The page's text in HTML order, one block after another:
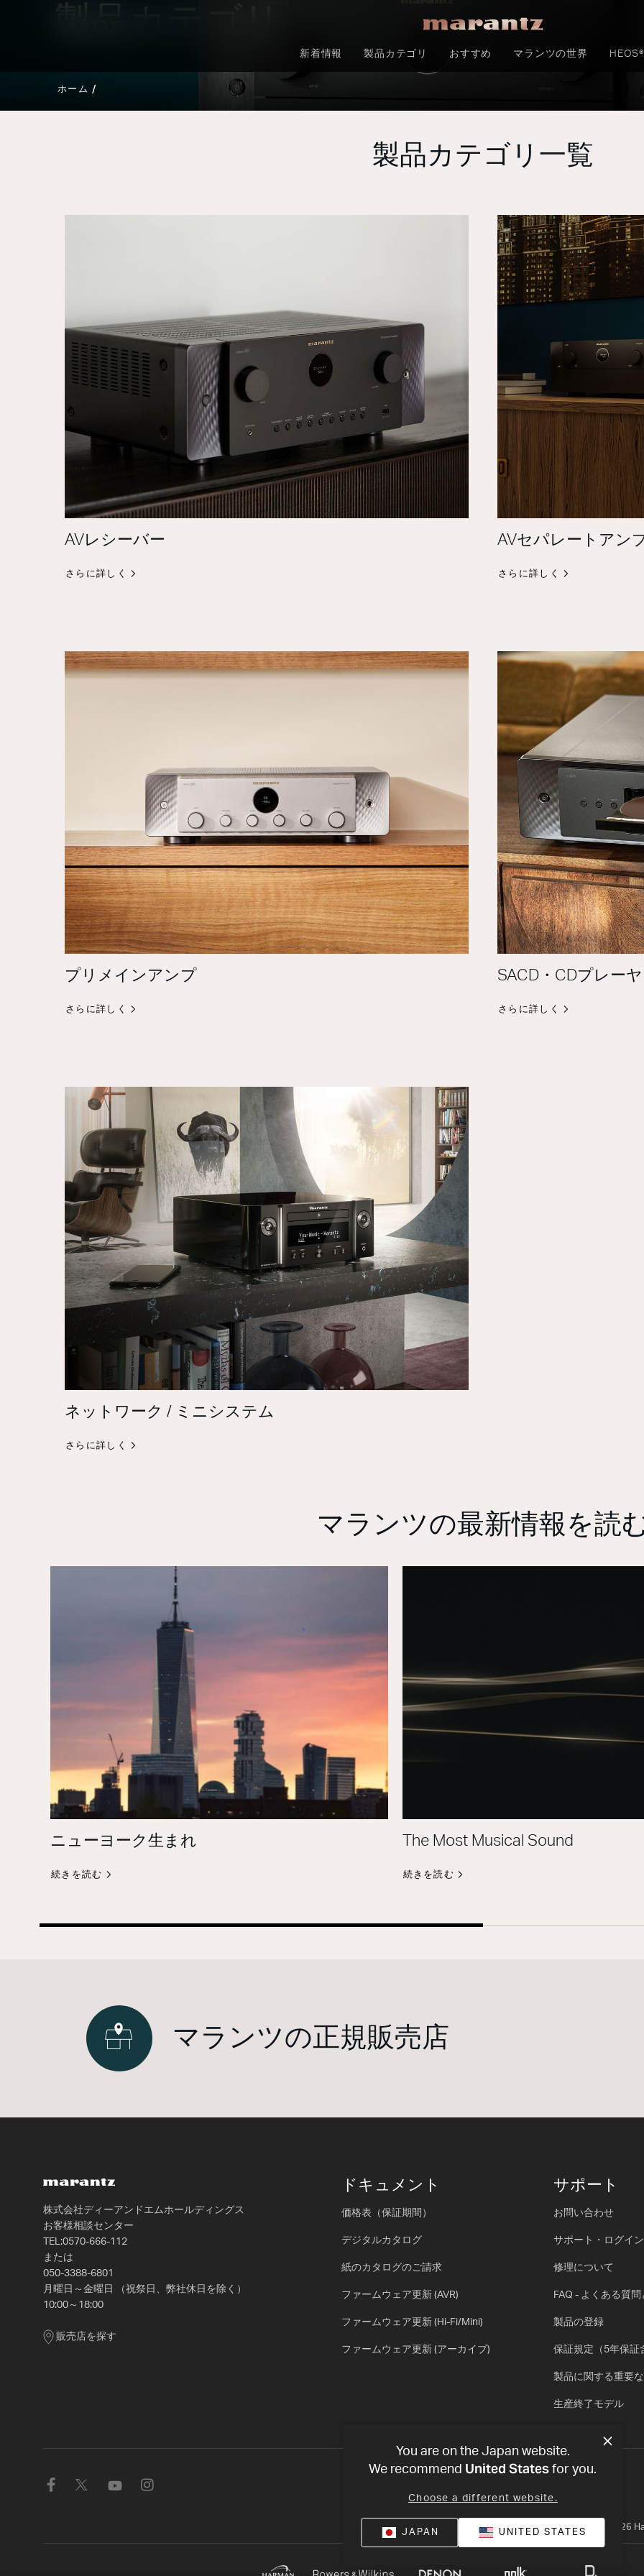
新着情報 製品カテゴリ おすすめ マランツの世界 HEOS®
ホーム
製品カテゴリ一覧
AVレシーバー
さらに詳しく
AVセパレートアン
さらに詳しく
プリメインアンプ
さらに詳しく
SACD・CDプレー
さらに詳しく
ネットワーク / ミニシステム
さらに詳しく
マランツの最新情報を読
ニューヨーク生まれ
続きを読む
The Most Musical Sound
続きを読む
マランツの正規販売店
株式会社ディーアンドエムホールディングス
お客様相談センター
TEL:0570-666-112
または
050-3388-6801
月曜日～金曜日 （祝祭日、弊社休日を除く）
10:00～18:00
販売店を探す
ドキュメント
価格表（保証期間）
デジタルカタログ
紙のカタログのご請求
ファームウェア更新 (AVR)
ファームウェア更新 (Hi-Fi/Mini)
ファームウェア更新 (アーカイブ)
サポート
お問い合わせ
サポート・ログイン
修理について
FAQ - よくある質問
製品の登録
保証規定（5年保証
製品に関する重要
生産終了モデル
プライバシー・ポリシー 利用規約 2026
You are on the Japan website.
We recommend United States for you.
Choose a different website.
JAPAN UNITED STATES